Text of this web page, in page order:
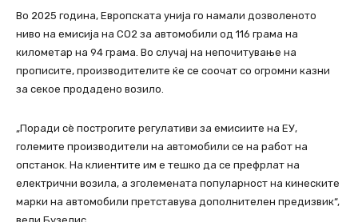
Во 2025 година, Европската унија го намали дозволеното
ниво на емисија на CO2 за автомобили од 116 грама на
километар на 94 грама. Во случај на непочитување на
прописите, производителите ќе се соочат со огромни казни
за секое продадено возило.
„Поради сè построгите регулативи за емисиите на ЕУ,
големите производители на автомобили се на работ на
опстанок. На клиентите им е тешко да се префрлат на
електрични возила, а зголемената популарност на кинеските
марки на автомобили претставува дополнителен предизвик“,